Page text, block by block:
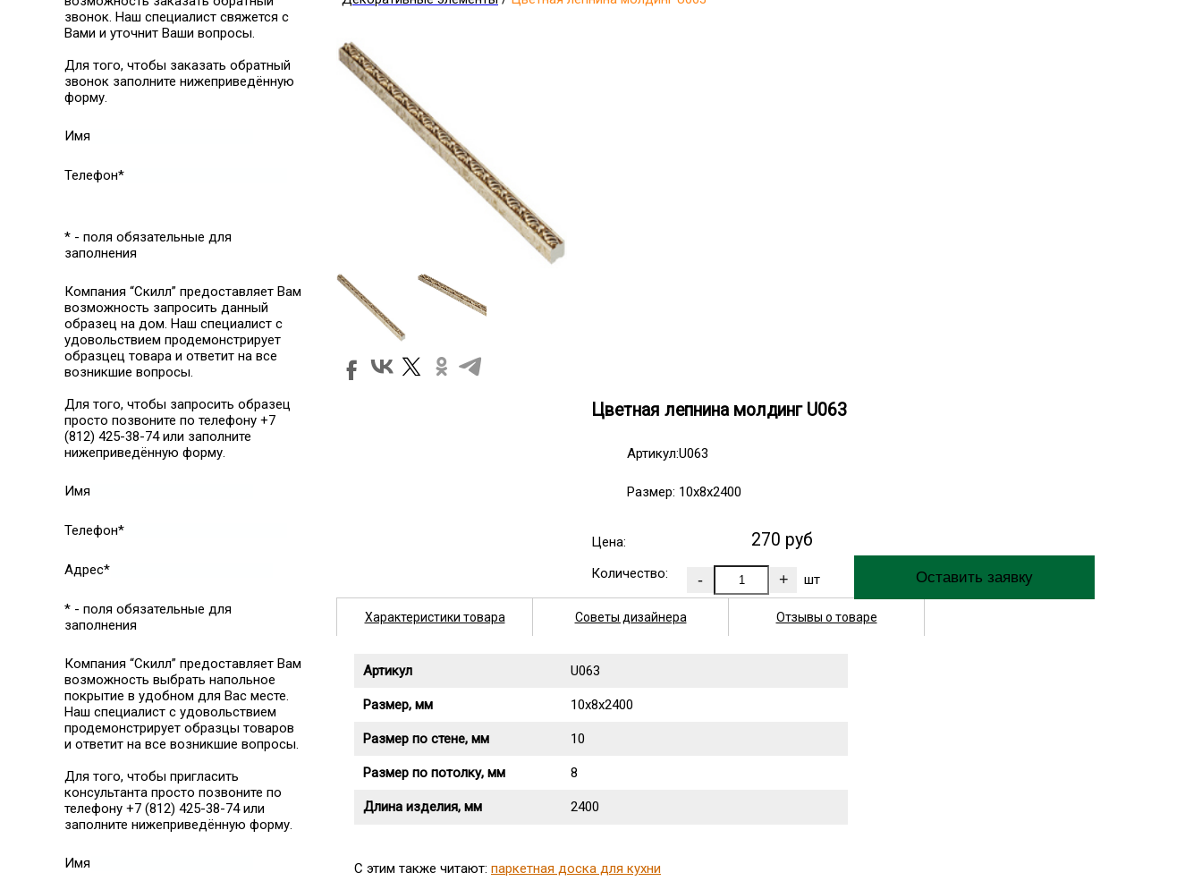
Цветная лепнина молдинг U063
Артикул:U063
Размер: 10х8х2400
Цена: 270 руб
Количество: шт
Характеристики товара Советы дизайнера Отзывы о товаре
Артикул U063
Размер, мм 10х8х2400
Размер по стене, мм 10
Размер по потолку, мм 8
Длина изделия, мм 2400
C этим также читают: паркетная доска для кухни
звонок. Наш специалист свяжется с
Вами и уточнит Ваши вопросы.
Для того, чтобы заказать обратный
звонок заполните нижеприведённую
форму.
Имя
Телефон*
* - поля обязательные для
заполнения
Компания “Скилл” предоставляет Вам
возможность запросить данный
образец на дом. Наш специалист с
удовольствием продемонстрирует
образцец товара и ответит на все
возникшие вопросы.
Для того, чтобы запросить образец
просто позвоните по телефону +7
(812) 425-38-74 или заполните
нижеприведённую форму.
Имя
Телефон*
Адрес*
* - поля обязательные для
заполнения
Компания “Скилл” предоставляет Вам
возможность выбрать напольное
покрытие в удобном для Вас месте.
Наш специалист с удовольствием
продемонстрирует образцы товаров
и ответит на все возникшие вопросы.
Для того, чтобы пригласить
консультанта просто позвоните по
телефону +7 (812) 425-38-74 или
заполните нижеприведённую форму.
Имя